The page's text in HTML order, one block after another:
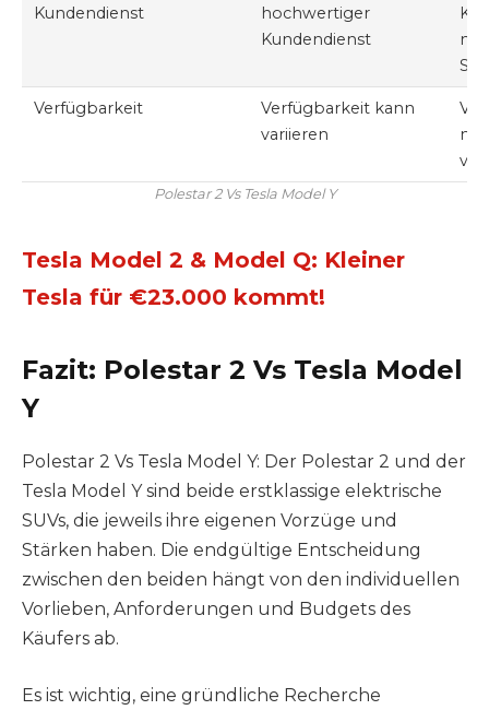
Kundendienst
hochwertiger
Kundendienst
Verfügbarkeit
Verfügbarkeit kann
variieren
Polestar 2 Vs Tesla Model Y
Tesla Model 2 & Model Q: Kleiner
Tesla für €23.000 kommt!
Fazit: Polestar 2 Vs Tesla Model
Y
Polestar 2 Vs Tesla Model Y: Der Polestar 2 und der
Tesla Model Y sind beide erstklassige elektrische
SUVs, die jeweils ihre eigenen Vorzüge und
Stärken haben. Die endgültige Entscheidung
zwischen den beiden hängt von den individuellen
Vorlieben, Anforderungen und Budgets des
Käufers ab.
Es ist wichtig, eine gründliche Recherche